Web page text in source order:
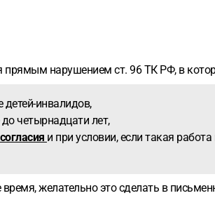
прямым нарушением ст. 96 ТК РФ, в
инвалидов,
четырнадцати лет,
и при условии, если такая
желательно это сделать в